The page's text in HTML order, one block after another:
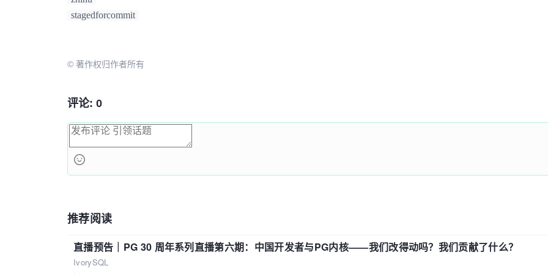
stagedforcommit
© 著作权归作者所有
评论: 0
推荐阅读
直播预告｜PG 30 周年系列直播第六期：中国开发者与PG内核——我们改得动吗？我们贡献了什么？
IvorySQL